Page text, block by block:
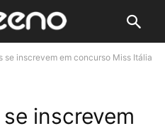
se inscrevem em concurso Miss Itália
inscrevem